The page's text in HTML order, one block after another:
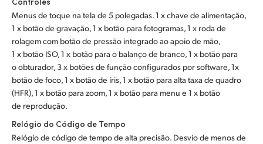
Menus de toque na tela de 5 polegadas. 1 x chave de alimentação,
1 x botão de gravação, 1 x botão para fotogramas, 1 x roda de
rolagem com botão de pressão integrado ao apoio de mão,
1 x botão ISO, 1 x botão para o balanço de branco, 1 x botão para
o obturador, 3 x botões de função configurados por software, 1x
botão de foco, 1 x botão de íris, 1 x botão para alta taxa de quadro
(HFR), 1 x botão para zoom, 1 x botão para menu e 1 x botão
de reprodução.
Relógio do Código de Tempo
Relógio de código de tempo de alta precisão. Desvio de menos de